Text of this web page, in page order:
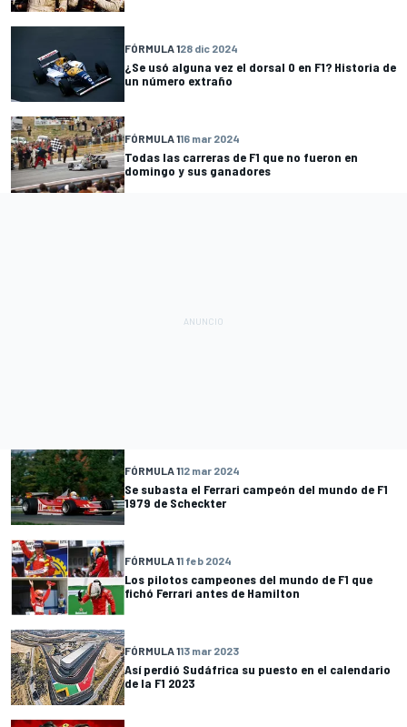
FÓRMULA 128 dic 2024
¿Se usó alguna vez el dorsal 0 en F1? Historia de
un número extraño
FÓRMULA 116 mar 2024
Todas las carreras de F1 que no fueron en
domingo y sus ganadores
FÓRMULA 112 mar 2024
Se subasta el Ferrari campeón del mundo de F1
1979 de Scheckter
FÓRMULA 11 feb 2024
Los pilotos campeones del mundo de F1 que
fichó Ferrari antes de Hamilton
FÓRMULA 113 mar 2023
Así perdió Sudáfrica su puesto en el calendario
de la F1 2023